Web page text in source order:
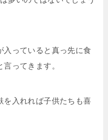
入っていると真っ先に食
ってきます。
を入れれば子供たちも喜